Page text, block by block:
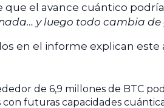
el avance cuántico
y luego todo cambia de
en el informe explican este
de 6,9 millones de BTC
futuras capacidades